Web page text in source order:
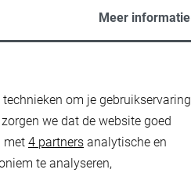
nieuwsgierig? Lees snel verder...
Marketing cookies
Meer informatie
om je gebruikservaring
we dat de website goed
met 4 partners analytische en
te analyseren,